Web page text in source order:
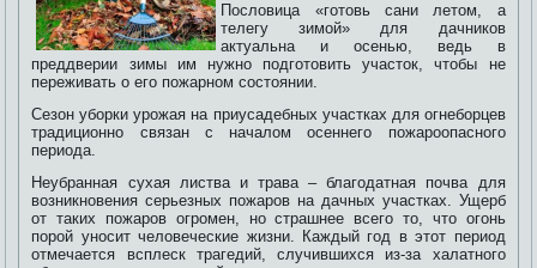
Пословица «готовь сани летом, а
телегу зимой» для дачников
актуальна и осенью, ведь в
преддверии зимы им нужно подготовить участок, чтобы не
переживать о его пожарном состоянии.
Сезон уборки урожая на приусадебных участках для огнеборцев
традиционно связан с началом осеннего пожароопасного
периода.
Неубранная сухая листва и трава – благодатная почва для
возникновения серьезных пожаров на дачных участках. Ущерб
от таких пожаров огромен, но страшнее всего то, что огонь
порой уносит человеческие жизни. Каждый год в этот период
отмечается всплеск трагедий, случившихся из-за халатного